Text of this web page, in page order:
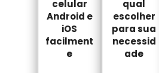
celular
Android e
iOS
facilment
e
qual
escolher
para sua
necessid
ade